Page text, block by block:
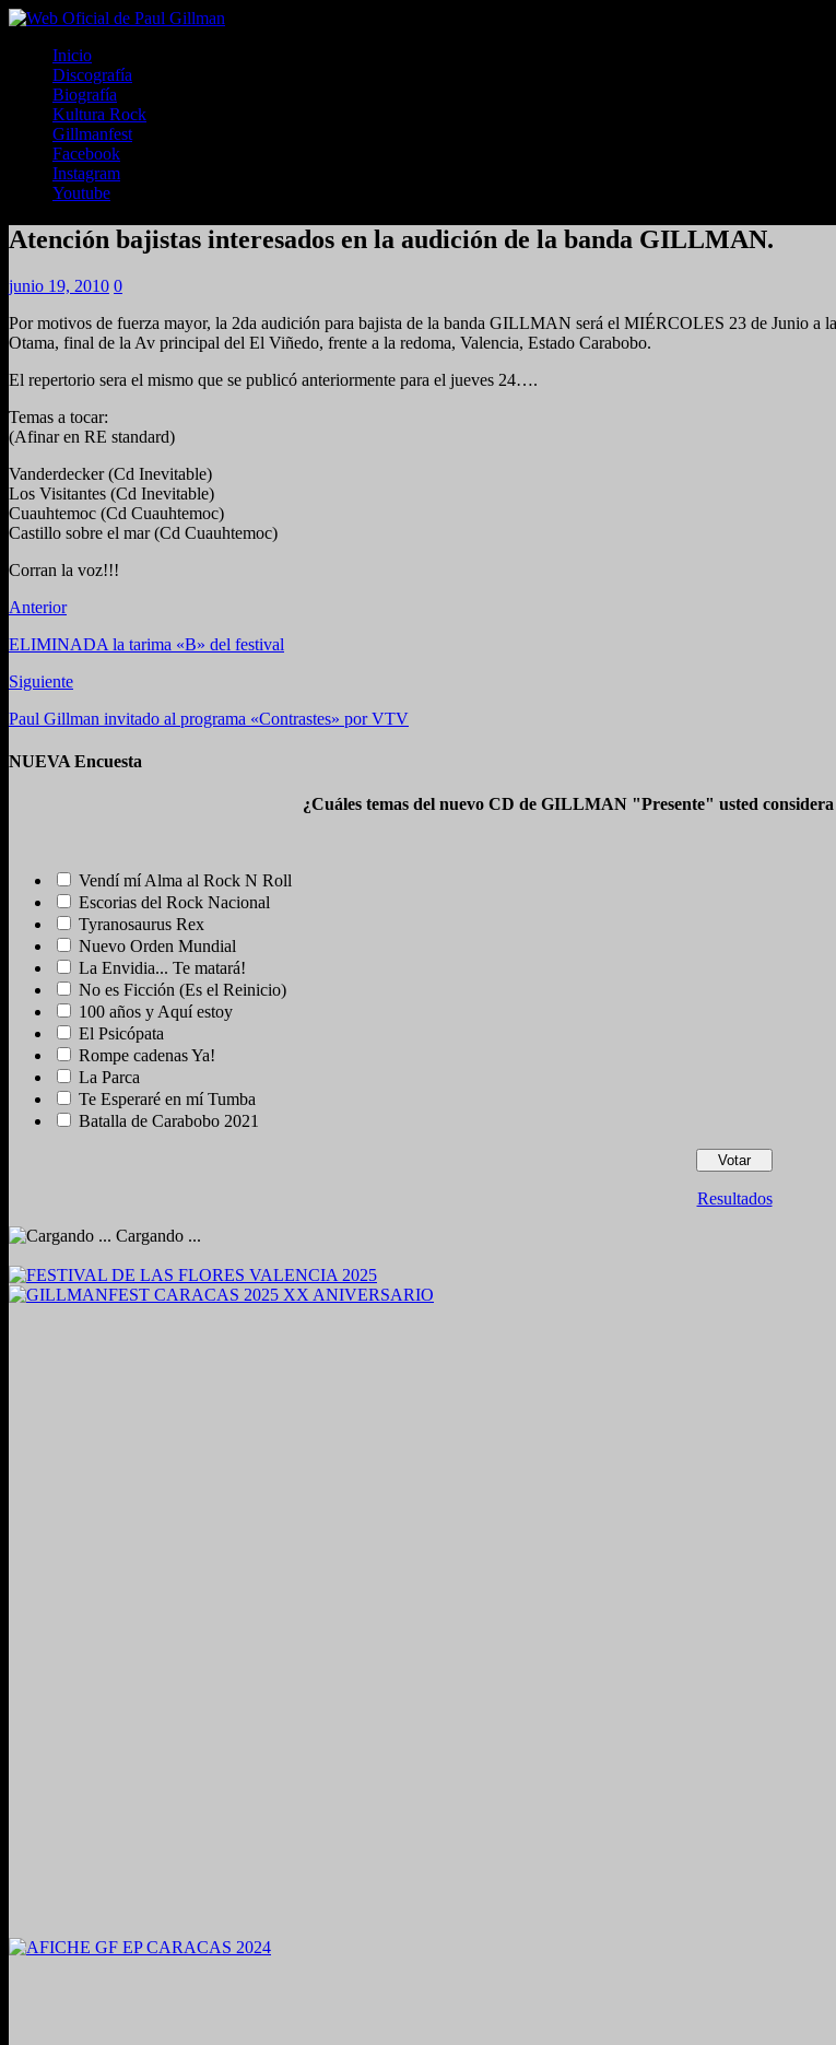
Inicio
Discografía
Biografía
Kultura Rock
Gillmanfest
Facebook
Instagram
Youtube
Atención bajistas interesados en la audición de la banda GILLMAN.
junio 19, 2010 0
Por motivos de fuerza mayor, la 2da audición para bajista de la banda GILLMAN será el MIÉRCOLES 23 de Junio a
Otama, final de la Av principal del El Viñedo, frente a la redoma, Valencia, Estado Carabobo.
El repertorio sera el mismo que se publicó anteriormente para el jueves 24….
Temas a tocar:
(Afinar en RE standard)
Vanderdecker (Cd Inevitable)
Los Visitantes (Cd Inevitable)
Cuauhtemoc (Cd Cuauhtemoc)
Castillo sobre el mar (Cd Cuauhtemoc)
Corran la voz!!!
Anterior
ELIMINADA la tarima «B» del festival
Siguiente
Paul Gillman invitado al programa «Contrastes» por VTV
NUEVA Encuesta
¿Cuáles temas del nuevo CD de GILLMAN "Presente" usted considera
Vendí mí Alma al Rock N Roll
Escorias del Rock Nacional
Tyranosaurus Rex
Nuevo Orden Mundial
La Envidia... Te matará!
No es Ficción (Es el Reinicio)
100 años y Aquí estoy
El Psicópata
Rompe cadenas Ya!
La Parca
Te Esperaré en mí Tumba
Batalla de Carabobo 2021
Resultados
Cargando ...